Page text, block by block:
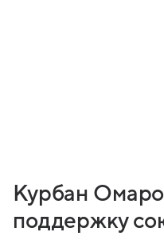
Курбан
поддержку